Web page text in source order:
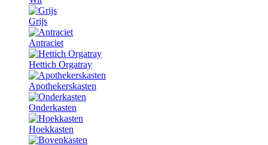
Grijs
Antraciet
Hettich Orgatray
Apothekerskasten
Onderkasten
Hoekkasten